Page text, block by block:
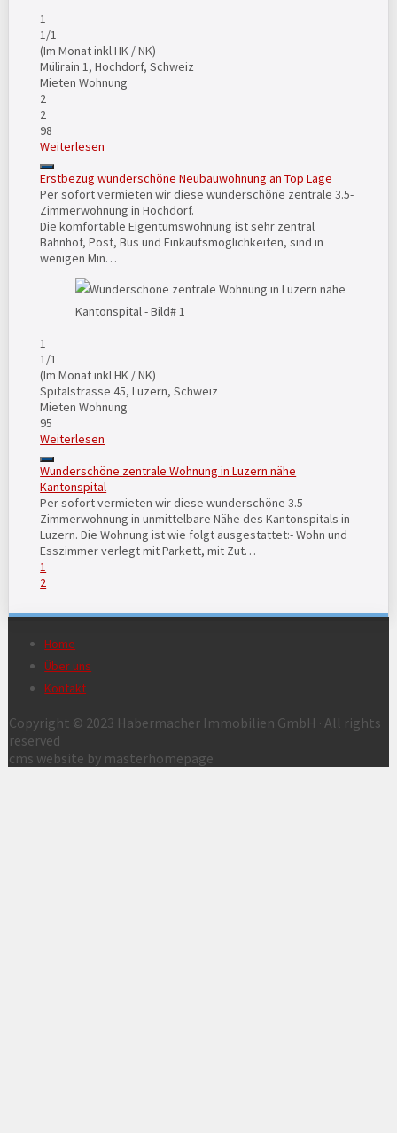
1
1 /1
(Im Monat inkl HK / NK)
Mülirain 1, Hochdorf, Schweiz
Mieten Wohnung
2
2
98
Weiterlesen
Erstbezug wunderschöne Neubauwohnung an Top Lage
Per sofort vermieten wir diese wunderschöne zentrale 3.5-
Zimmerwohnung in Hochdorf.
Die komfortable Eigentumswohnung ist sehr zentral
Bahnhof, Post, Bus und Einkaufsmöglichkeiten, sind in
wenigen Min…
1
1 /1
(Im Monat inkl HK / NK)
Spitalstrasse 45, Luzern, Schweiz
Mieten Wohnung
95
Weiterlesen
Wunderschöne zentrale Wohnung in Luzern nähe
Kantonspital
Per sofort vermieten wir diese wunderschöne 3.5-
Zimmerwohnung in unmittelbare Nähe des Kantonspitals in
Luzern. Die Wohnung ist wie folgt ausgestattet:- Wohn und
Esszimmer verlegt mit Parkett, mit Zut…
1
2
Home
Über uns
Kontakt
Copyright © 2023 Habermacher Immobilien GmbH · All rights
reserved
cms website by masterhomepage